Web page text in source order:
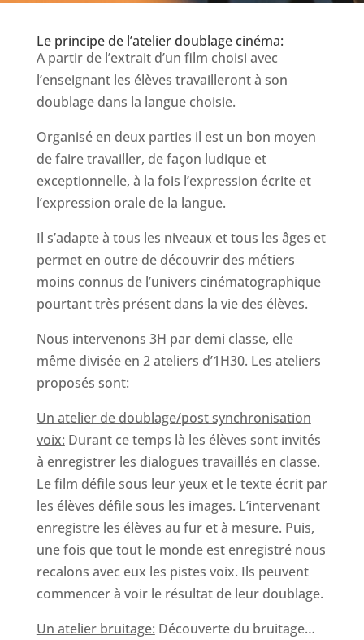
Le principe de l’atelier doublage cinéma:
A partir de l’extrait d’un film choisi avec
l’enseignant les élèves travailleront à son
doublage dans la langue choisie.
Organisé en deux parties il est un bon moyen
de faire travailler, de façon ludique et
exceptionnelle, à la fois l’expression écrite et
l’expression orale de la langue.
Il s’adapte à tous les niveaux et tous les âges et
permet en outre de découvrir des métiers
moins connus de l’univers cinématographique
pourtant très présent dans la vie des élèves.
Nous intervenons 3H par demi classe, elle
même divisée en 2 ateliers d’1H30. Les ateliers
proposés sont:
Un atelier de doublage/post synchronisation
voix: Durant ce temps là les élèves sont invités
à enregistrer les dialogues travaillés en classe.
Le film défile sous leur yeux et le texte écrit par
les élèves défile sous les images. L’intervenant
enregistre les élèves au fur et à mesure. Puis,
une fois que tout le monde est enregistré nous
recalons avec eux les pistes voix. Ils peuvent
commencer à voir le résultat de leur doublage.
Un atelier bruitage: Découverte du bruitage…